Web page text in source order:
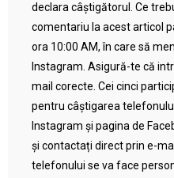
declara câștigătorul. Ce
comentariu la acest articol
ora 10:00 AM, în care să
Instagram. Asigură-te că
mail corecte. Cei cinci
pentru câștigarea
Instagram și pagina de
și contactați direct prin e-
telefonului se va face